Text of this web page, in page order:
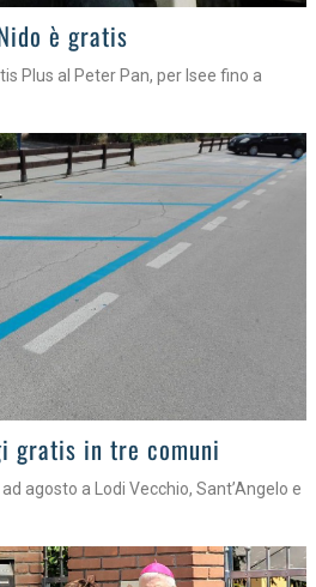
è gratis
Plus al Peter Pan, per Isee fino a
gratis in tre comuni
agosto a Lodi Vecchio, Sant’Angelo e